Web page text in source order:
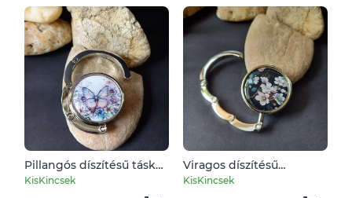
Pillangós díszítésű táska
tartó, akasztó
KisKincsek
Viragos díszítésű
csúszásgátlós táska tartó,
KisKincsek